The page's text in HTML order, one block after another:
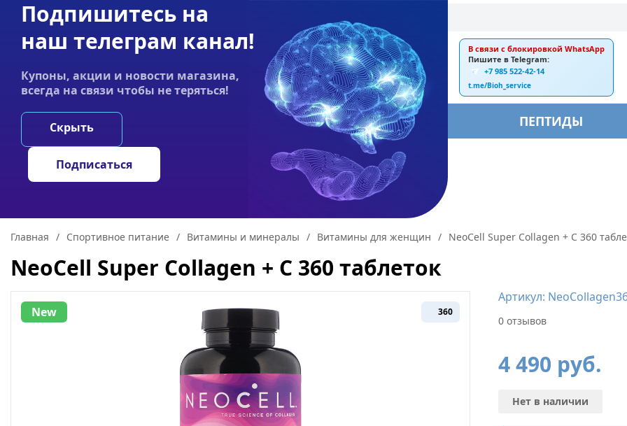
Акции Оплата Статьи
График работы:
Пн-пт 9:00–19:00
E-mail:
ankebiorus@gmail.com
В связи с блокировкой WhatsApp
Пишите в Telegram:
+7 985 522-42-14
t.me/Bioh_service
НООТРОПЫ ГРИБЫ ПЕПТИДЫ
Главная / Спортивное питание / Витамины и минералы / Витамины для женщин / NeoCell Super Collagen + C 360
NeoCell Super Collagen + C 360 таблеток
360
New
Артикул:
0 отзывов
4 490 руб.
Нет в наличии
Подпишитесь на
наш телеграм канал!
Купоны, акции и новости магазина,
всегда на связи чтобы не теряться!
Скрыть
Подписаться